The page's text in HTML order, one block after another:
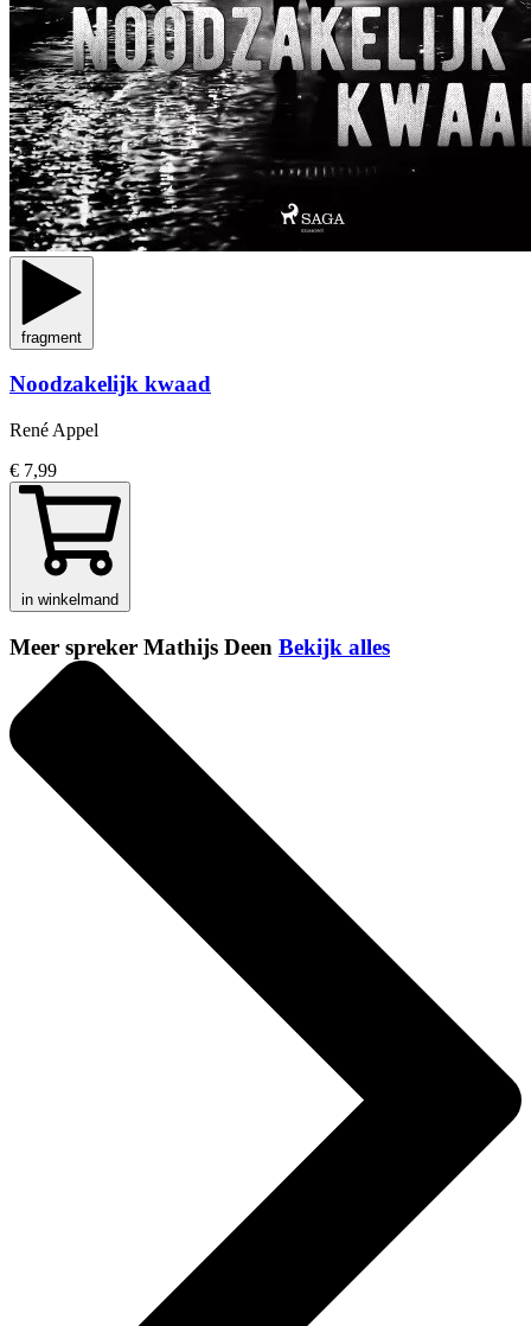
fragment
Noodzakelijk kwaad
René Appel
€ 7,99
in winkelmand
Meer spreker Mathijs Deen Bekijk alles